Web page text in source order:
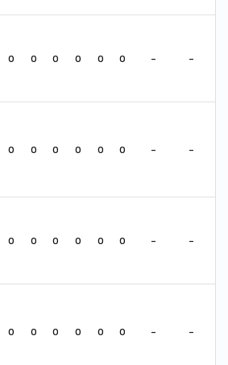
0 0 0 0 0 0 - -
0 0 0 0 0 0 - -
0 0 0 0 0 0 - -
0 0 0 0 0 0 - -